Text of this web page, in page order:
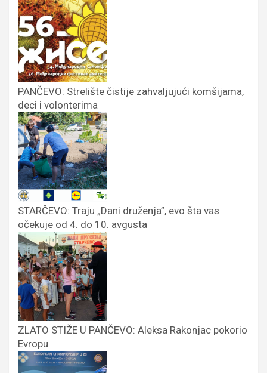
PANČEVO: Strelište čistije zahvaljujući komšijama,
deci i volonterima
STARČEVO: Traju „Dani druženja”, evo šta vas
očekuje od 4. do 10. avgusta
ZLATO STIŽE U PANČEVO: Aleksa Rakonjac pokorio
Evropu